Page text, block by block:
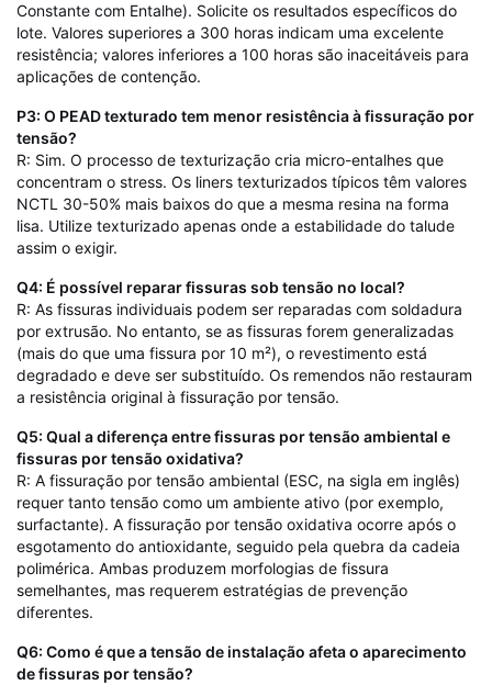
Constante com Entalhe). Solicite os resultados específicos do
lote. Valores superiores a 300 horas indicam uma excelente
resistência; valores inferiores a 100 horas são inaceitáveis ​​para
aplicações de contenção.
P3: O PEAD texturado tem menor resistência à fissuração por
tensão?
R: Sim. O processo de texturização cria micro-entalhes que
concentram o stress. Os liners texturizados típicos têm valores
NCTL 30-50% mais baixos do que a mesma resina na forma
lisa. Utilize texturizado apenas onde a estabilidade do talude
assim o exigir.
Q4: É possível reparar fissuras sob tensão no local?
R: As fissuras individuais podem ser reparadas com soldadura
por extrusão. No entanto, se as fissuras forem generalizadas
(mais do que uma fissura por 10 m²), o revestimento está
degradado e deve ser substituído. Os remendos não restauram
a resistência original à fissuração por tensão.
Q5: Qual a diferença entre fissuras por tensão ambiental e
fissuras por tensão oxidativa?
R: A fissuração por tensão ambiental (ESC, na sigla em inglês)
requer tanto tensão como um ambiente ativo (por exemplo,
surfactante). A fissuração por tensão oxidativa ocorre após o
esgotamento do antioxidante, seguido pela quebra da cadeia
polimérica. Ambas produzem morfologias de fissura
semelhantes, mas requerem estratégias de prevenção
diferentes.
Q6: Como é que a tensão de instalação afeta o aparecimento
de fissuras por tensão?